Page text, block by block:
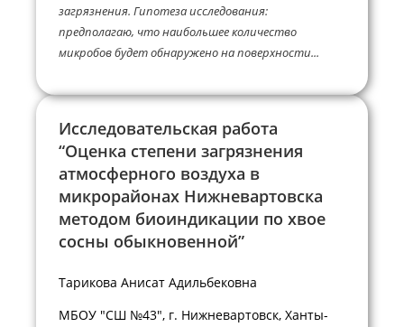
загрязнения. Гипотеза исследования:
предполагаю, что наибольшее количество
микробов будет обнаружено на поверхности...
Исследовательская работа
“Оценка степени загрязнения
атмосферного воздуха в
микрорайонах Нижневартовска
методом биоиндикации по хвое
сосны обыкновенной”
Тарикова Анисат Адильбековна
МБОУ "СШ №43", г. Нижневартовск, Ханты-